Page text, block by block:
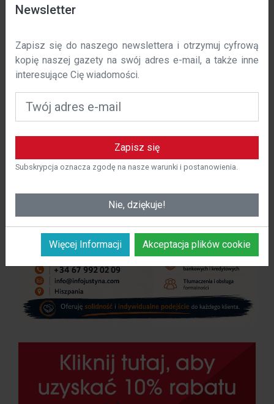
Data wejścia w życie: 01 / 11 / 2023 r.
poprawić komfort korzystania z naszej witryny. Niniejsza
polityka określa, w jaki sposób i dlaczego używamy
plików cookie na polska-costa.com.
Czym są pliki cookie?
Pliki cookie to małe pliki tekstowe, które są
przechowywane na urządzeniu użytkownika podczas
odwiedzania strony internetowej. Te pliki cookie
pozwalają nam rozpoznać użytkownika i zapamiętać jego
naszej witryny.
Więcej Informacji Akceptacja plików cookie
Newsletter
Zapisz się do naszego newslettera i otrzymuj cyfrową
kopię naszej gazety na swój adres e-mail, a także inne
interesujące Cię wiadomości.
Zapisz się
Subskrypcja oznacza zgodę na nasze warunki i postanowienia.
Nie, dziękuje!